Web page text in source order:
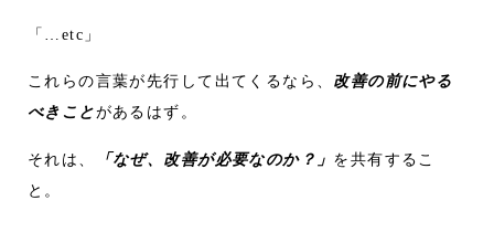
「…etc」
これらの言葉が先行して出てくるなら、 改善の前にやる
べきことがあるはず。
それは、 「なぜ、改善が必要なのか？」 を共有するこ
と。